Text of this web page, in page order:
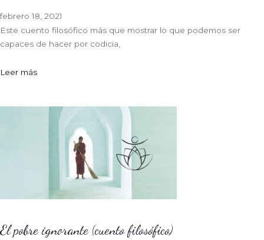
febrero 18, 2021
Este cuento filosófico más que mostrar lo que podemos ser
capaces de hacer por codicia,
Leer más
El pobre ignorante (cuento filosófico)